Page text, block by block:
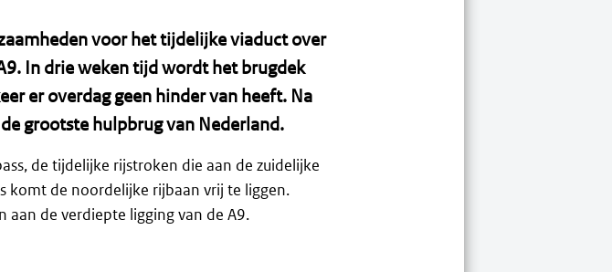
voor het tijdelijke viaduct over
In drie weken tijd wordt het brugdek
er overdag geen hinder van heeft. Na
grootste hulpbrug van Nederland.
de tijdelijke rijstroken die aan de zuidelijke
komt de noordelijke rijbaan vrij te liggen.
aan de verdiepte ligging van de A9.